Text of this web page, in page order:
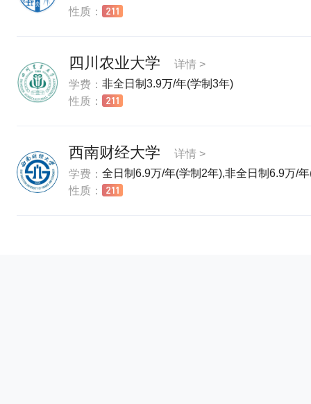
性质：
四川农业大学
详情 >
学费： 非全日制3.9万/年(学制3年)
性质：
西南财经大学
详情 >
学费： 全日制6.9万/年(学制2年),非全日制6.9万/
性质：